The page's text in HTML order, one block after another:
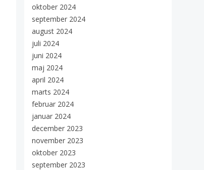
oktober 2024
september 2024
august 2024
juli 2024
juni 2024
maj 2024
april 2024
marts 2024
februar 2024
januar 2024
december 2023
november 2023
oktober 2023
september 2023